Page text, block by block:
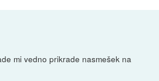
mi vedno prikrade nasmešek na